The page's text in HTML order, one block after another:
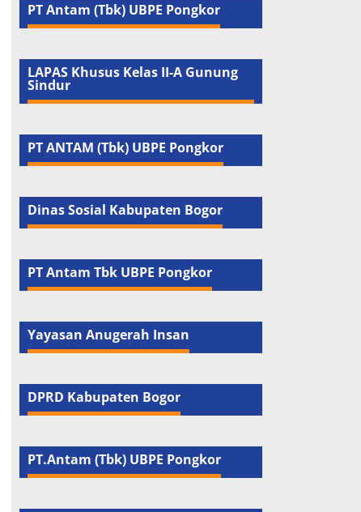
PT Antam (Tbk) UBPE Pongkor
LAPAS Khusus Kelas II-A Gunung
Sindur
PT ANTAM (Tbk) UBPE Pongkor
Dinas Sosial Kabupaten Bogor
PT Antam Tbk UBPE Pongkor
Yayasan Anugerah Insan
DPRD Kabupaten Bogor
PT.Antam (Tbk) UBPE Pongkor